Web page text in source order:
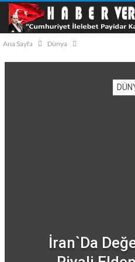
Ana Sayfa Dünya
İran`da